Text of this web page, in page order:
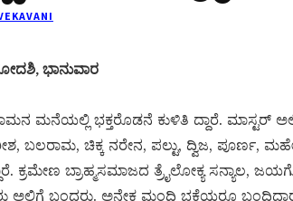
ಭಾನುವಾರ
ಮನೆಯಲ್ಲಿ ಭಕ್ತರೊಡನೆ ಕುಳಿತಿ ದ್ದಾರೆ. ಮಾಸ್ಟರ್
ಬಲರಾಮ, ಚಿಕ್ಕ ನರೇನ, ಪಲ್ಟು, ದ್ವಿಜ, ಪೂರ್ಣ,
ಕ್ರಮೇಣ ಬ್ರಾಹ್ಮಸಮಾಜದ ತ್ರೈಲೋಕ್ಯ ಸನ್ಯಾಲ,
ಅಲ್ಲಿಗೆ ಬಂದರು. ಅನೇಕ ಮಂದಿ ಭಕ್ತೆಯರೂ